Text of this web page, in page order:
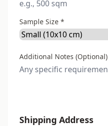
Sample Size *
Additional Notes (Optional)
Shipping Address